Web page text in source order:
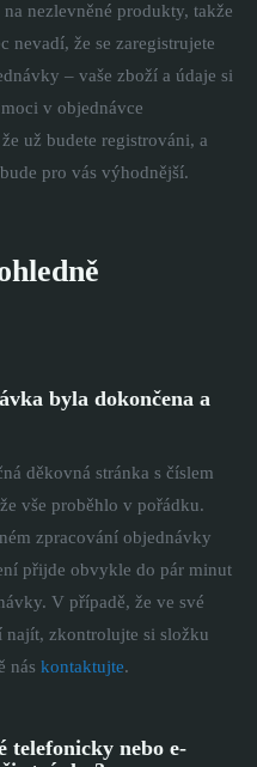
nezlevněné produkty, takže
nevadí, že se zaregistrujete
– vaše zboží a údaje si
v objednávce
už budete registrováni, a
pro vás výhodnější.
byla dokončena a
děkovná stránka s číslem
vše proběhlo v pořádku.
zpracování objednávky
přijde obvykle do pár minut
V případě, že ve své
najít, zkontrolujte si složku
nás kontaktujte.
telefonicky nebo e-